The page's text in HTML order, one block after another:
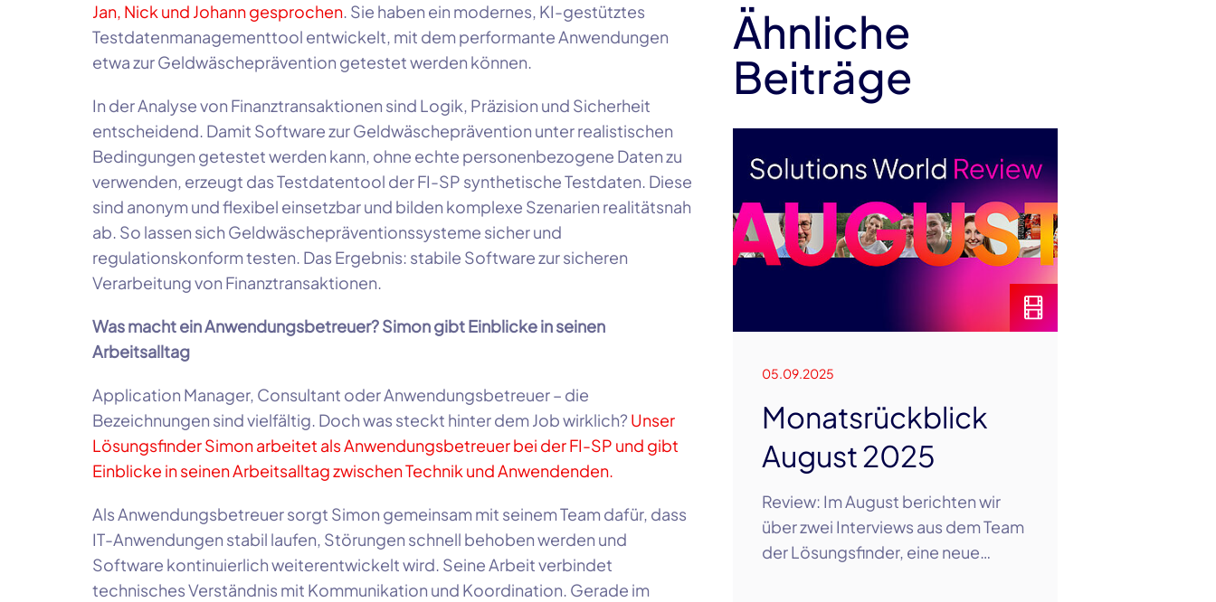
Jan, Nick und Johann gesprochen. Sie haben ein modernes, KI-gestütztes
Testdatenmanagementtool entwickelt, mit dem performante Anwendungen
etwa zur Geldwäscheprävention getestet werden können.
In der Analyse von Finanztransaktionen sind Logik, Präzision und Sicherheit
entscheidend. Damit Software zur Geldwäscheprävention unter realistischen
Bedingungen getestet werden kann, ohne echte personenbezogene Daten zu
verwenden, erzeugt das Testdatentool der FI-SP synthetische Testdaten. Diese
sind anonym und flexibel einsetzbar und bilden komplexe Szenarien realitätsnah
ab. So lassen sich Geldwäschepräventionssysteme sicher und
regulationskonform testen. Das Ergebnis: stabile Software zur sicheren
Verarbeitung von Finanztransaktionen.
Was macht ein Anwendungsbetreuer? Simon gibt Einblicke in seinen
Arbeitsalltag
Application Manager, Consultant oder Anwendungsbetreuer – die
Bezeichnungen sind vielfältig. Doch was steckt hinter dem Job wirklich?Unser
Lösungsfinder Simon arbeitet als Anwendungsbetreuer bei der FI-SP und gibt
Einblicke in seinen Arbeitsalltag zwischen Technik und Anwendenden.
Als Anwendungsbetreuer sorgt Simon gemeinsam mit seinem Team dafür, dass
IT-Anwendungen stabil laufen, Störungen schnell behoben werden und
Software kontinuierlich weiterentwickelt wird. Seine Arbeit verbindet
technisches Verständnis mit Kommunikation und Koordination. Gerade im
Ähnliche
Beiträge
05.09.2025
Monatsrückblick
August 2025
Review: Im August berichten wir
über zwei Interviews aus dem Team
der Lösungsfinder, eine neue…